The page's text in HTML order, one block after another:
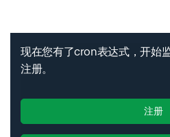
现在您有了cron表达式，开始
注册。
注册